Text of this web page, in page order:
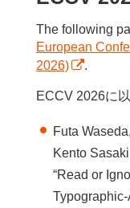
The following
European
2026)
.
ECCV 2026に
Futa
Kento
“Read or